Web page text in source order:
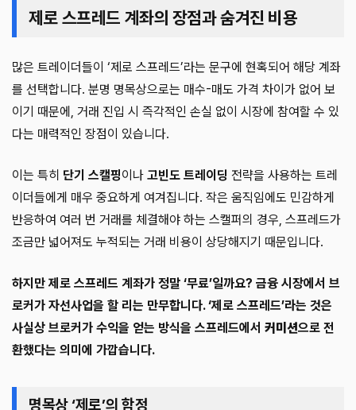
제로 스프레드 계좌의 장점과 숨겨진 비용
많은 트레이더들이 ‘제로 스프레드’라는 문구에 현혹되어 해당 계좌
를 선택합니다. 분명 명목상으로는 매수-매도 가격 차이가 없어 보
이기 때문에, 거래 진입 시 즉각적인 손실 없이 시장에 참여할 수 있
다는 매력적인 장점이 있습니다.
이는 특히 단기 스캘핑이나 고빈도 트레이딩 전략을 사용하는 트레
이더들에게 매우 중요하게 여겨집니다. 작은 움직임에도 민감하게
반응하여 여러 번 거래를 체결해야 하는 스캘퍼의 경우, 스프레드가
조금만 넓어져도 누적되는 거래 비용이 상당해지기 때문입니다.
하지만 제로 스프레드 계좌가 정말 ‘무료’일까요? 금융 시장에서 브
로커가 자선사업을 할 리는 만무합니다. ‘제로 스프레드’라는 것은
사실상 브로커가 수익을 얻는 방식을 스프레드에서 커미션으로 전
환했다는 의미에 가깝습니다.
명목상 ‘제로’의 함정